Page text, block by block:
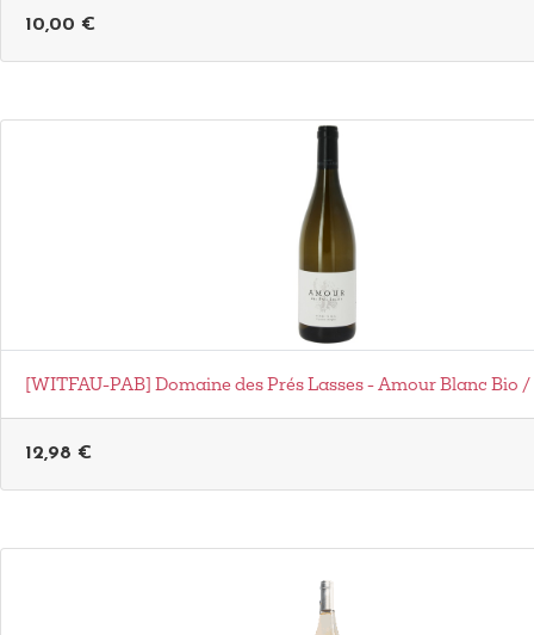
10,00 €
[WITFAU-PAB] Domaine des Prés Lasses - Amour Blanc Bio
12,98 €